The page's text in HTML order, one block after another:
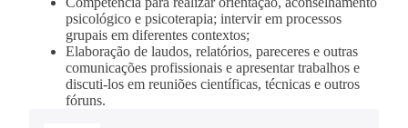
psicológico e psicoterapia; intervir em processos
grupais em diferentes contextos;
Elaboração de laudos, relatórios, pareceres e outras
comunicações profissionais e apresentar trabalhos e
discuti-los em reuniões científicas, técnicas e outros
fóruns.